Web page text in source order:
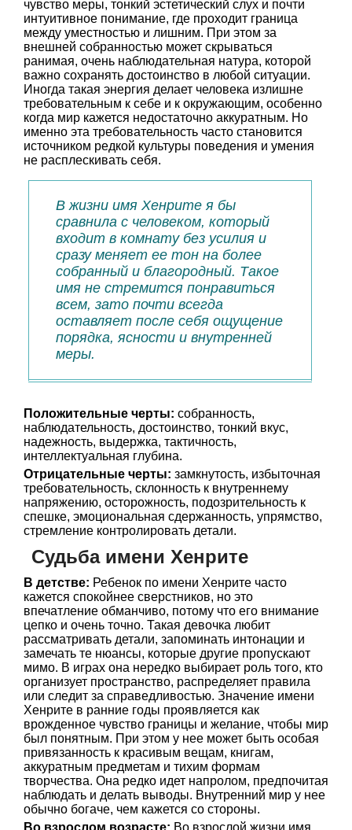
чувство меры, тонкий эстетический слух и почти
интуитивное понимание, где проходит граница
между уместностью и лишним. При этом за
внешней собранностью может скрываться
ранимая, очень наблюдательная натура, которой
важно сохранять достоинство в любой ситуации.
Иногда такая энергия делает человека излишне
требовательным к себе и к окружающим, особенно
когда мир кажется недостаточно аккуратным. Но
именно эта требовательность часто становится
источником редкой культуры поведения и умения
не расплескивать себя.
В жизни имя Хенрите я бы
сравнила с человеком, который
входит в комнату без усилия и
сразу меняет ее тон на более
собранный и благородный. Такое
имя не стремится понравиться
всем, зато почти всегда
оставляет после себя ощущение
порядка, ясности и внутренней
меры.
Положительные черты: собранность,
наблюдательность, достоинство, тонкий вкус,
надежность, выдержка, тактичность,
интеллектуальная глубина.
Отрицательные черты: замкнутость, избыточная
требовательность, склонность к внутреннему
напряжению, осторожность, подозрительность к
спешке, эмоциональная сдержанность, упрямство,
стремление контролировать детали.
Судьба имени Хенрите
В детстве: Ребенок по имени Хенрите часто
кажется спокойнее сверстников, но это
впечатление обманчиво, потому что его внимание
цепко и очень точно. Такая девочка любит
рассматривать детали, запоминать интонации и
замечать те нюансы, которые другие пропускают
мимо. В играх она нередко выбирает роль того, кто
организует пространство, распределяет правила
или следит за справедливостью. Значение имени
Хенрите в ранние годы проявляется как
врожденное чувство границы и желание, чтобы мир
был понятным. При этом у нее может быть особая
привязанность к красивым вещам, книгам,
аккуратным предметам и тихим формам
творчества. Она редко идет напролом, предпочитая
наблюдать и делать выводы. Внутренний мир у нее
обычно богаче, чем кажется со стороны.
Во взрослом возрасте: Во взрослой жизни имя